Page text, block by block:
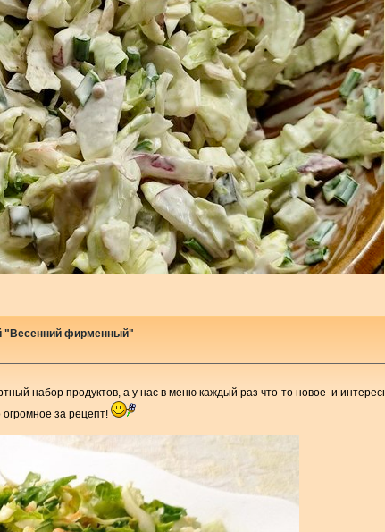
"Весенний фирменный"
набор продуктов, а у нас в меню каждый раз что-то новое и
за рецепт!